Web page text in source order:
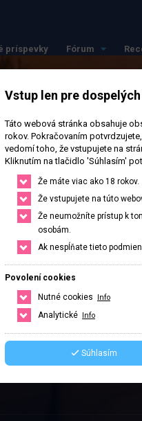
príspevky Fórum
Vstup len pre dospelých
Táto webová stránka obsahuje
rokov. Pokračovaním
vedomí toho, že vstupujete na
Kliknutím na tlačidlo 'Súhlasím'
Že máte viac ako 18 rokov.
Že vstupujete na túto
Že neumožníte prístup k
osobám.
Ak nespĺňate tieto
Povolení cookies
Nutné cookies
Info
Analytické Info
Súhlasím